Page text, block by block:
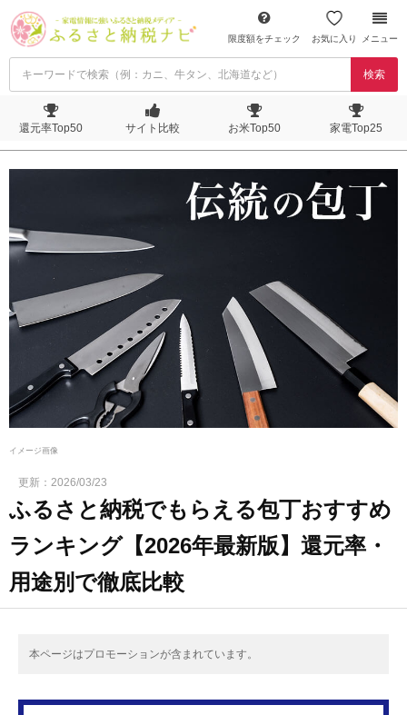
限度額をチェック お気に入り メニュー
検索
還元率Top50 サイト比較 お米Top50 家電Top25
イメージ画像
更新： 2026/03/23
ふるさと納税でもらえる包丁おすすめ
ランキング【2026年最新版】還元率・
用途別で徹底比較
本ページはプロモーションが含まれています。